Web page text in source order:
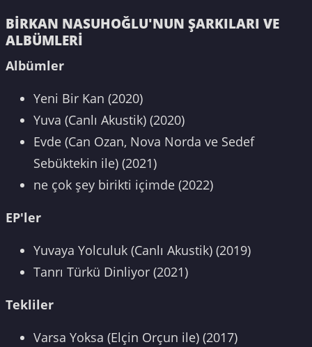
BİRKAN NASUHOĞLU'NUN ŞARKILARI VE
ALBÜMLERİ
Albümler
Yeni Bir Kan (2020)
Yuva (Canlı Akustik) (2020)
Evde (Can Ozan, Nova Norda ve Sedef
Sebüktekin ile) (2021)
ne çok şey birikti içimde (2022)
EP'ler
Yuvaya Yolculuk (Canlı Akustik) (2019)
Tanrı Türkü Dinliyor (2021)
Tekliler
Varsa Yoksa (Elçin Orçun ile) (2017)